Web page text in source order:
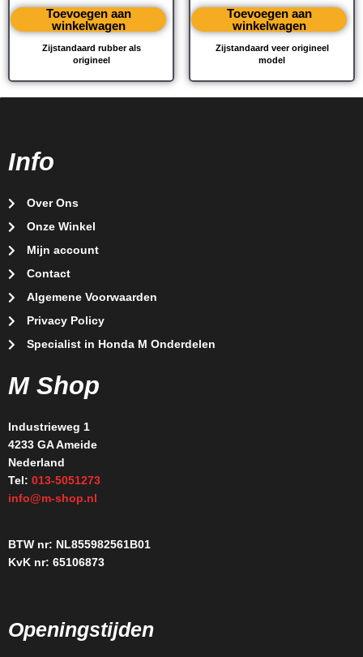
Zijstandaard rubber als
origineel
Toevoegen aan
winkelwagen
Zijstandaard veer origineel
model
Toevoegen aan
winkelwagen
Info
Over Ons
Onze Winkel
Mijn account
Contact
Algemene Voorwaarden
Privacy Policy
Specialist in Honda M Onderdelen
M Shop
Industrieweg 1
4233 GA Ameide
Nederland
Tel: 013-5051273
info@m-shop.nl
BTW nr: NL855982561B01
KvK nr: 65106873
Openingstijden